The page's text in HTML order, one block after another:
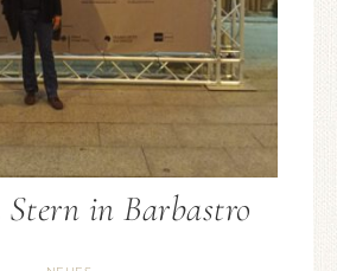
in Barbastro